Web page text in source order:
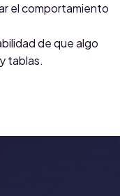
el comportamiento
de que algo
tablas.